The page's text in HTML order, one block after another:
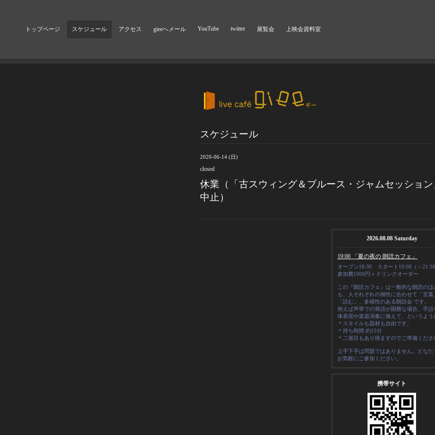
トップページ スケジュール アクセス gieeへメール YouTube twitter 展覧会 上映会資料室
スケジュール
2020-06-14 (日)
closed
休業（「古スウィング＆ブルース・ジャムセッショ
中止）
2026.08.08 Saturday
19:00 「夏の夜の 朗読カフェ」
オープン18:30 スタート19:00（～
参加費1000円＋ドリンクオーダー
この『朗読カフェ』は一般的な朗読のほ
も、人それぞれの個性に合わせて「言葉
「読む」、多様性のある朗読会 です。
例えば声帯での発語が困難な場合、手話
体表現や楽器演奏に換えて、というよう
＊スタイルも題材も自由です。
＊ 持ち時間 約15分
＊二巡目もあり得ますのでご準備くださ
上手下手は問題ではありません。どなた
お気軽にご参加ください。
携帯サイト